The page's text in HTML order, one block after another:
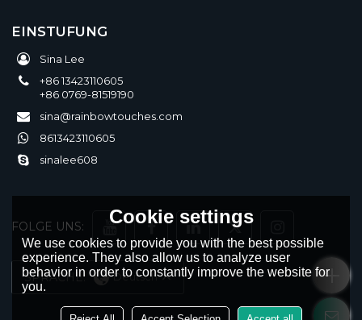
EINSTUFUNG
Sina Lee
+86 13423110605
+86 0769-81519190
sina@rainbowtouches.com
8613423110605
sinalee608
FOLGE UNS:
SPRACHE: Deutsch
Cookie settings
We use cookies to provide you with the best possible
experience. They also allow us to analyze user
behavior in order to constantly improve the website for
you.